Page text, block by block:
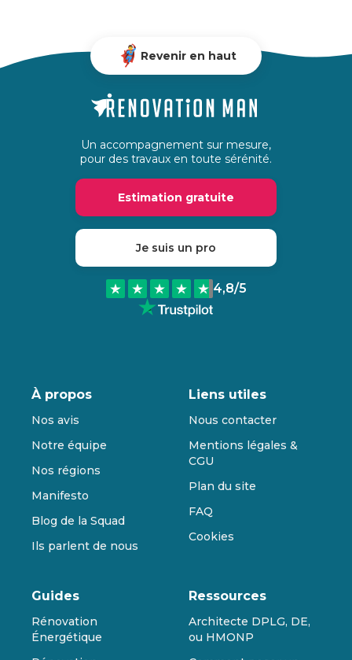
Revenir en haut
Un accompagnement sur mesure,
pour des travaux en toute sérénité.
Estimation gratuite
Je suis un pro
4,8/5
À propos
Nos avis
Notre équipe
Nos régions
Manifesto
Blog de la Squad
Ils parlent de nous
Liens utiles
Nous contacter
Mentions légales &
CGU
Plan du site
FAQ
Cookies
Guides
Rénovation
Énergétique
Ressources
Architecte DPLG, DE,
ou HMONP